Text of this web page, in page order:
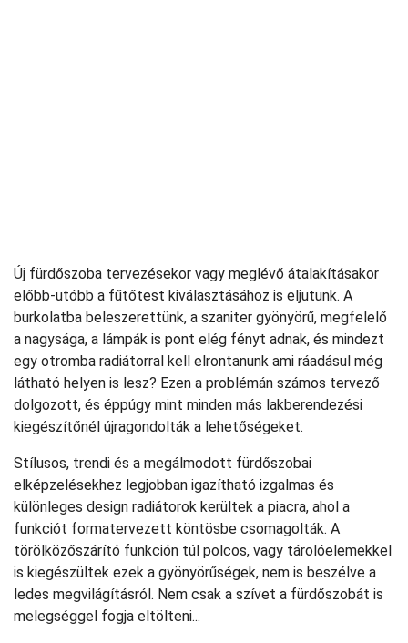
Új fürdőszoba tervezésekor vagy meglévő átalakításakor
előbb-utóbb a fűtőtest kiválasztásához is eljutunk. A
burkolatba beleszerettünk, a szaniter gyönyörű, megfelelő
a nagysága, a lámpák is pont elég fényt adnak, és mindezt
egy otromba radiátorral kell elrontanunk ami ráadásul még
látható helyen is lesz? Ezen a problémán számos tervező
dolgozott, és éppúgy mint minden más lakberendezési
kiegészítőnél újragondolták a lehetőségeket.
Stílusos, trendi és a megálmodott fürdőszobai
elképzelésekhez legjobban igazítható izgalmas és
különleges design radiátorok kerültek a piacra, ahol a
funkciót formatervezett köntösbe csomagolták. A
törölközőszárító funkción túl polcos, vagy tárolóelemekkel
is kiegészültek ezek a gyönyörűségek, nem is beszélve a
ledes megvilágításról. Nem csak a szívet a fürdőszobát is
melegséggel fogja eltölteni...